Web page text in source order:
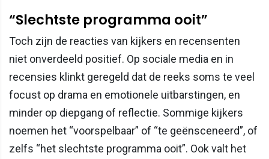
“Slechtste programma ooit”
Toch zijn de reacties van kijkers en recensenten
niet onverdeeld positief. Op sociale media en in
recensies klinkt geregeld dat de reeks soms te veel
focust op drama en emotionele uitbarstingen, en
minder op diepgang of reflectie. Sommige kijkers
noemen het “voorspelbaar” of “te geënsceneerd”, of
zelfs “het slechtste programma ooit”. Ook valt het